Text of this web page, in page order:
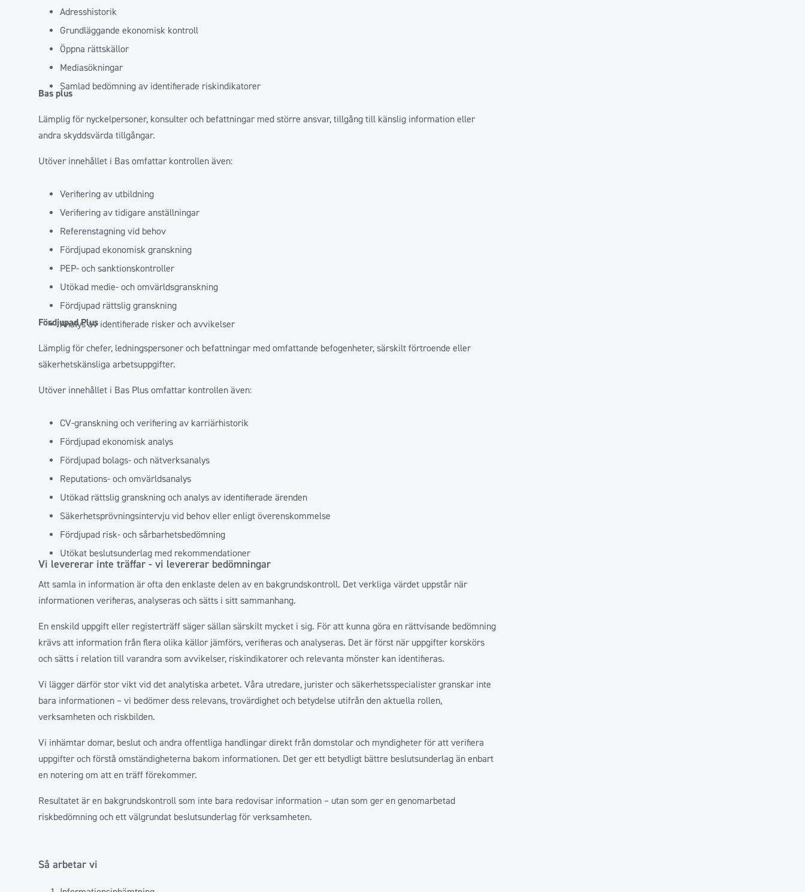
Adresshistorik
Grundläggande ekonomisk kontroll
Öppna rättskällor
Mediasökningar
Samlad bedömning av identifierade riskindikatorer
Bas plus
Lämplig för nyckelpersoner, konsulter och befattningar med större ansvar, tillgång till känslig information eller
andra skyddsvärda tillgångar.
Utöver innehållet i Bas omfattar kontrollen även:
Verifiering av utbildning
Verifiering av tidigare anställningar
Referenstagning vid behov
Fördjupad ekonomisk granskning
PEP- och sanktionskontroller
Utökad medie- och omvärldsgranskning
Fördjupad rättslig granskning
Analys av identifierade risker och avvikelser
Fördjupad Plus
Lämplig för chefer, ledningspersoner och befattningar med omfattande befogenheter, särskilt förtroende eller
säkerhetskänsliga arbetsuppgifter.
Utöver innehållet i Bas Plus omfattar kontrollen även:
CV-granskning och verifiering av karriärhistorik
Fördjupad ekonomisk analys
Fördjupad bolags- och nätverksanalys
Reputations- och omvärldsanalys
Utökad rättslig granskning och analys av identifierade ärenden
Säkerhetsprövningsintervju vid behov eller enligt överenskommelse
Fördjupad risk- och sårbarhetsbedömning
Utökat beslutsunderlag med rekommendationer
Vi levererar inte träffar - vi levererar bedömningar
Att samla in information är ofta den enklaste delen av en bakgrundskontroll. Det verkliga värdet uppstår när
informationen verifieras, analyseras och sätts i sitt sammanhang.
En enskild uppgift eller registerträff säger sällan särskilt mycket i sig. För att kunna göra en rättvisande bedömning
krävs att information från flera olika källor jämförs, verifieras och analyseras. Det är först när uppgifter korskörs
och sätts i relation till varandra som avvikelser, riskindikatorer och relevanta mönster kan identifieras.
Vi lägger därför stor vikt vid det analytiska arbetet. Våra utredare, jurister och säkerhetsspecialister granskar inte
bara informationen – vi bedömer dess relevans, trovärdighet och betydelse utifrån den aktuella rollen,
verksamheten och riskbilden.
Vi inhämtar domar, beslut och andra offentliga handlingar direkt från domstolar och myndigheter för att verifiera
uppgifter och förstå omständigheterna bakom informationen. Det ger ett betydligt bättre beslutsunderlag än enbart
en notering om att en träff förekommer.
Resultatet är en bakgrundskontroll som inte bara redovisar information – utan som ger en genomarbetad
riskbedömning och ett välgrundat beslutsunderlag för verksamheten.
Så arbetar vi